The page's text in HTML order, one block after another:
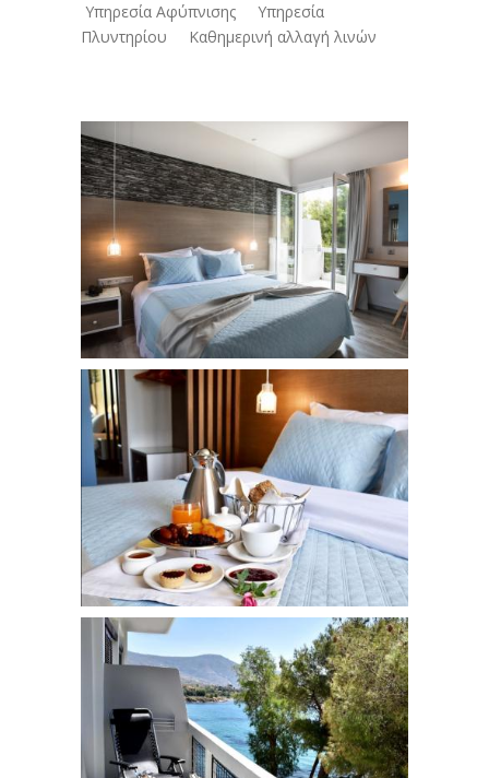
Υπηρεσία Αφύπνισης Υπηρεσία
Πλυντηρίου Καθημερινή αλλαγή λινών